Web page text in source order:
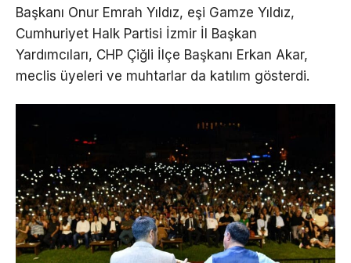
Başkanı Onur Emrah Yıldız, eşi Gamze Yıldız,
Cumhuriyet Halk Partisi İzmir İl Başkan
Yardımcıları, CHP Çiğli İlçe Başkanı Erkan Akar,
meclis üyeleri ve muhtarlar da katılım gösterdi.